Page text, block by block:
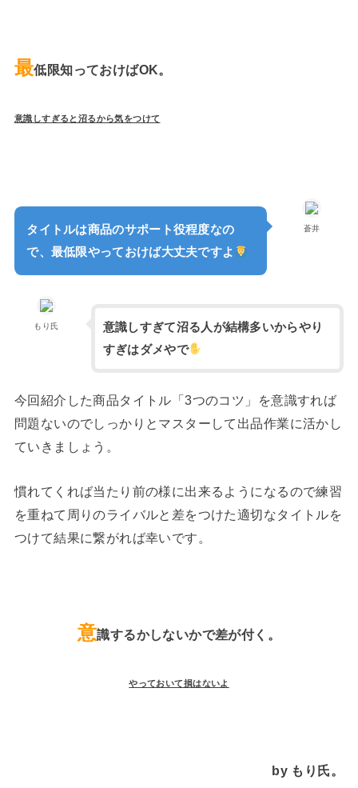
最低限知っておけばOK。
意識しすぎると沼るから気をつけて
蒼井
タイトルは商品のサポート役程度なの
で、最低限やっておけば大丈夫ですよ
もり氏
意識しすぎて沼る人が結構多いからやり
すぎはダメやで
今回紹介した商品タイトル「3つのコツ」を意識すれば
問題ないのでしっかりとマスターして出品作業に活かし
ていきましょう。
慣れてくれば当たり前の様に出来るようになるので練習
を重ねて周りのライバルと差をつけた適切なタイトルを
つけて結果に繋がれば幸いです。
意識するかしないかで差が付く。
やっておいて損はないよ
by もり氏。